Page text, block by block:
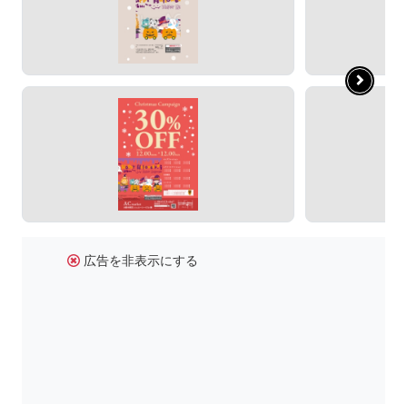
広告を非表示にする